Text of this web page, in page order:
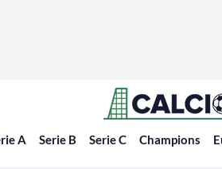
A Serie B Serie C Champions